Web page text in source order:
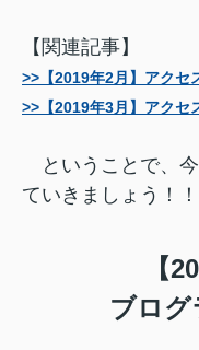
【関連記事】
>>【2019年2月】アクセ
>>【2019年3月】アクセ
ということで、
ていきましょう！！
【
ブロ